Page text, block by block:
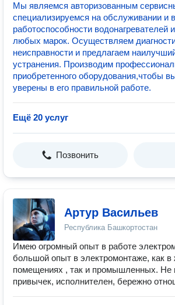
Мы являемся авторизованным
специализируемся на обслуживании и
работоспособности водонагревателей
любых марок. Осуществляем
неисправности и предлагаем
устранения. Производим
приобретенного оборудования,чтобы
уверены в его правильной работе.
Ещё 20 услуг
Позвонить
Артур Васильев
Республика Башкортостан
Имею огромный опыт в работе
большой опыт в электромонтаже, как
помещениях , так и промышленных. Не
привычек, исполнителен, бережно